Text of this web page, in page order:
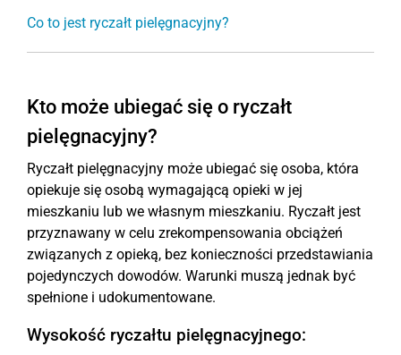
Co to jest ryczałt pielęgnacyjny?
Kto może ubiegać się o ryczałt
pielęgnacyjny?
Ryczałt pielęgnacyjny może ubiegać się osoba, która
opiekuje się osobą wymagającą opieki w jej
mieszkaniu lub we własnym mieszkaniu. Ryczałt jest
przyznawany w celu zrekompensowania obciążeń
związanych z opieką, bez konieczności przedstawiania
pojedynczych dowodów. Warunki muszą jednak być
spełnione i udokumentowane.
Wysokość ryczałtu pielęgnacyjnego: